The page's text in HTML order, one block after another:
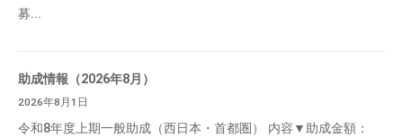
募...
助成情報（2026年8月）
2026年8月1日
令和8年度上期一般助成（西日本・首都圏） 内容▼助成金額：